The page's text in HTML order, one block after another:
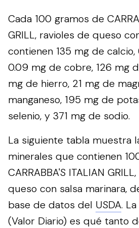
Cada 100 gramos de
GRILL, ravioles de queso
contienen 135 mg de calcio,
0.09 mg de cobre, 126 mg
mg de hierro, 21 mg de
manganeso, 195 mg de
selenio, y 371 mg de sodio.
La siguiente tabla muestra
minerales que contienen
CARRABBA'S ITALIAN
queso con salsa marinara,
base de datos del USDA.
(Valor Diario) es qué tanto